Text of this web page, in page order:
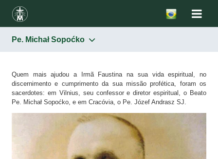
Pe. Michał Sopoćko
Pe. Michał Sopoćko
Quem mais ajudou a Irmã Faustina na sua vida espiritual, no
discernimento e cumprimento da sua missão profética, foram os
sacerdotes: em Vilnius, seu confessor e diretor espiritual, o Beato
Pe. Michał Sopoćko, e em Cracóvia, o Pe. Józef Andrasz SJ.